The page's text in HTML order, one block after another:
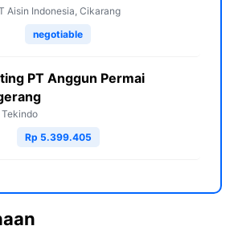
Aisin Indonesia, Cikarang
negotiable
PT Anggun Permai
Tekindo
Rp 5.399.405